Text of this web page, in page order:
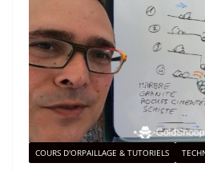
COURS D'ORPAILLAGE & TUTORIELS